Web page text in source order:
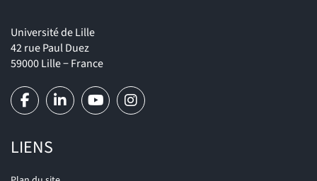
Université de Lille
42 rue Paul Duez
59000 Lille − France
LIENS